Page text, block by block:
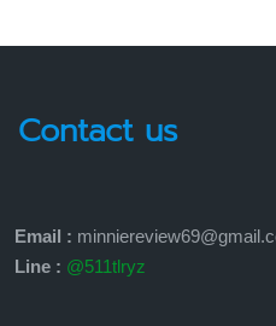
Contact us
Email :
Line : @511tlryz